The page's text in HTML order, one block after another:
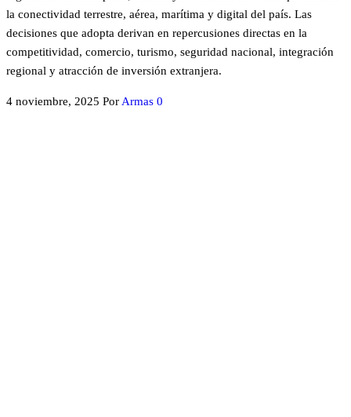
la conectividad terrestre, aérea, marítima y digital del país. Las
decisiones que adopta derivan en repercusiones directas en la
competitividad, comercio, turismo, seguridad nacional, integración
regional y atracción de inversión extranjera.
4 noviembre, 2025 Por Armas 0